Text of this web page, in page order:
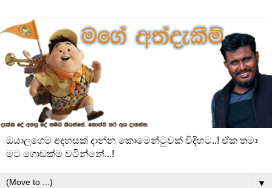
ඔයාලගෙම අදහසක් දාන්න කොමෙන්ටුවක් විදිහට..! ඒක තමා
මට ගොඩක්ම වටින්නේ...!
▼